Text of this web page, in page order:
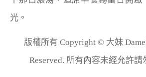
光。
版權所有 Copyright © 大妹
Reserved. 所有內容未經允許請